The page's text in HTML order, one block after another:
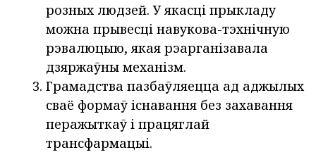
розных людзей. У якасці прыкладу
можна прывесці навукова-тэхнічную
рэвалюцыю, якая рэарганізавала
дзяржаўны механізм.
Грамадства пазбаўляецца ад аджылых
сваё формаў існавання без захавання
перажыткаў і працяглай
трансфармацыі.